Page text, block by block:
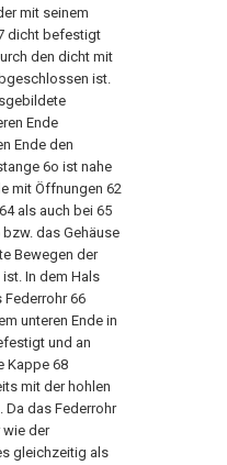
mit seinem
dicht befestigt
den dicht mit
ist.
Ende
Ende den
6o ist nahe
mit Öffnungen 62
als auch bei 65
das Gehäuse
Bewegen der
In dem Hals
66
unteren Ende in
und an
Kappe 68
mit der hohlen
Da das Federrohr
wie der
gleichzeitig als